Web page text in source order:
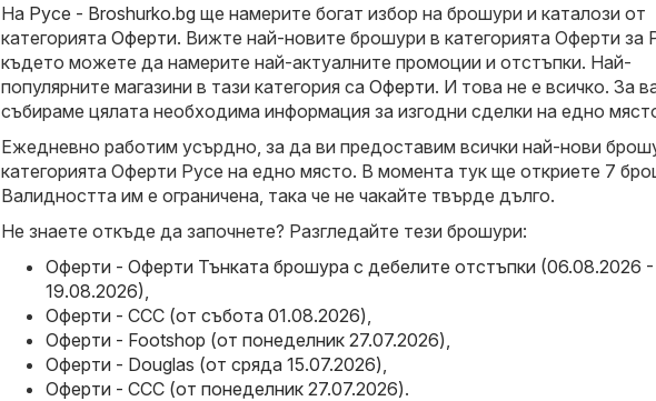
На Русе - Broshurko.bg ще намерите богат избор на брошури и каталози от
категорията Оферти. Вижте най-новите брошури в категорията Оферти за
където можете да намерите най-актуалните промоции и отстъпки. Най-
популярните магазини в тази категория са Оферти. И това не е всичко. За
събираме цялата необходима информация за изгодни сделки на едно
Ежедневно работим усърдно, за да ви предоставим всички най-нови
категорията Оферти Русе на едно място. В момента тук ще откриете 7
Валидността им е ограничена, така че не чакайте твърде дълго.
Не знаете откъде да започнете? Разгледайте тези брошури:
Оферти - Оферти Тънката брошура с дебелите отстъпки (06.08.2026 -
19.08.2026)
Оферти - CCC (от събота 01.08.2026)
Оферти - Footshop (от понеделник 27.07.2026)
Оферти - Douglas (от сряда 15.07.2026)
Оферти - CCC (от понеделник 27.07.2026).